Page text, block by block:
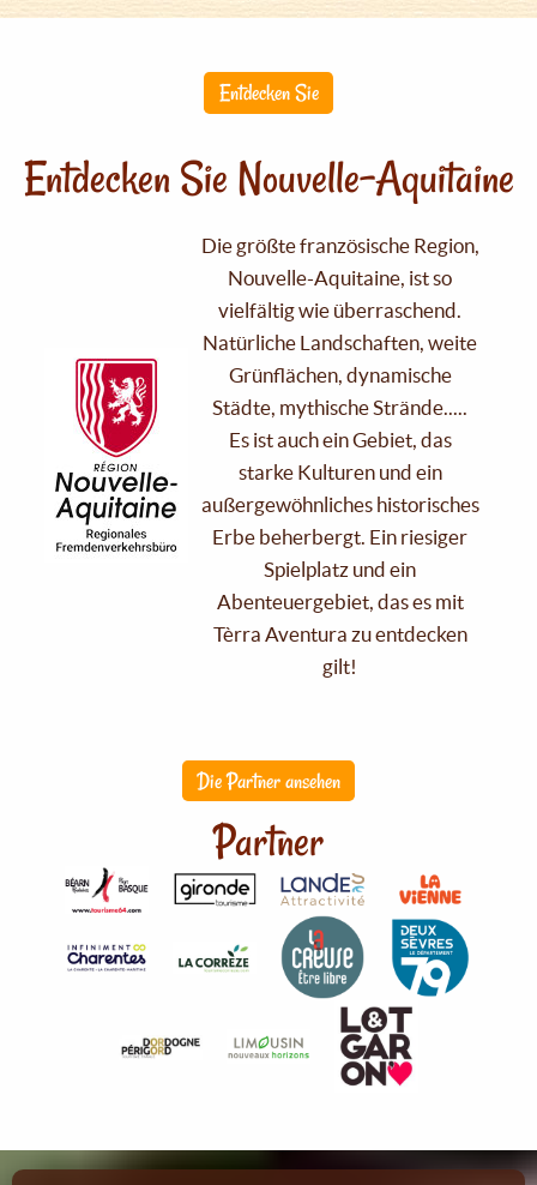
Entdecken Sie
Entdecken Sie Nouvelle-Aquitaine
Die größte französische Region,
Nouvelle-Aquitaine, ist so
vielfältig wie überraschend.
Natürliche Landschaften, weite
Grünflächen, dynamische
Städte, mythische Strände.....
Es ist auch ein Gebiet, das
starke Kulturen und ein
außergewöhnliches historisches
Erbe beherbergt. Ein riesiger
Spielplatz und ein
Abenteuergebiet, das es mit
Tèrra Aventura zu entdecken
gilt!
Die Partner ansehen
Partner